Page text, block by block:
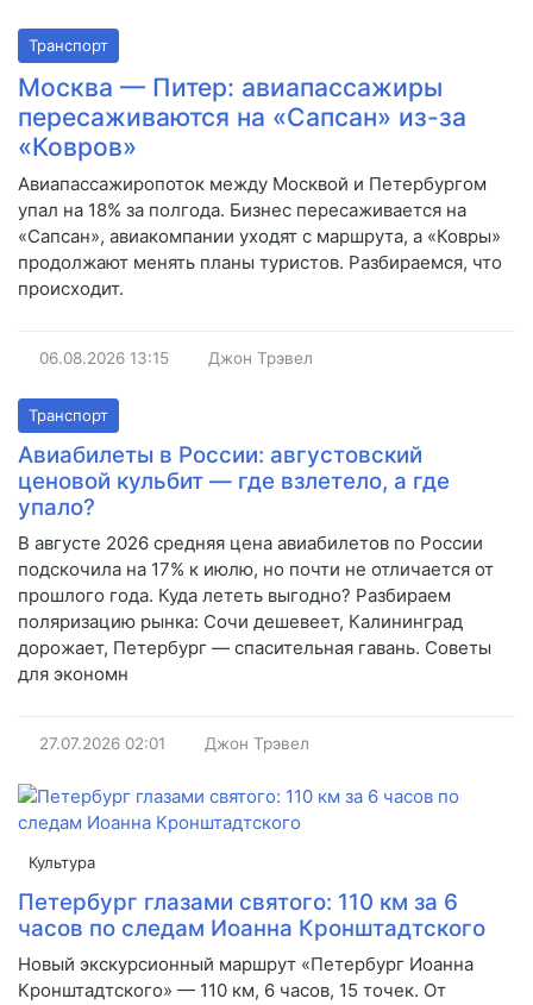
Транспорт
Москва — Питер: авиапассажиры
пересаживаются на «Сапсан» из-за
«Ковров»
Авиапассажиропоток между Москвой и Петербургом
упал на 18% за полгода. Бизнес пересаживается на
«Сапсан», авиакомпании уходят с маршрута, а «Ковры»
продолжают менять планы туристов. Разбираемся, что
происходит.
06.08.2026 13:15 Джон Трэвел
Транспорт
Авиабилеты в России: августовский
ценовой кульбит — где взлетело, а где
упало?
В августе 2026 средняя цена авиабилетов по России
подскочила на 17% к июлю, но почти не отличается от
прошлого года. Куда лететь выгодно? Разбираем
поляризацию рынка: Сочи дешевеет, Калининград
дорожает, Петербург — спасительная гавань. Советы
для экономн
27.07.2026 02:01 Джон Трэвел
Культура
Петербург глазами святого: 110 км за 6
часов по следам Иоанна Кронштадтского
Новый экскурсионный маршрут «Петербург Иоанна
Кронштадтского» — 110 км, 6 часов, 15 точек. От